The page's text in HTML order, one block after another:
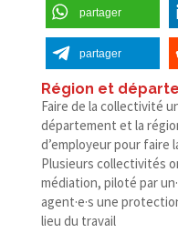
partager
partager
Région et
Faire de la collectivité
département et la
d’employeur pour faire
Plusieurs collectivités
médiation, piloté par
agent·e·s une
lieu du travail